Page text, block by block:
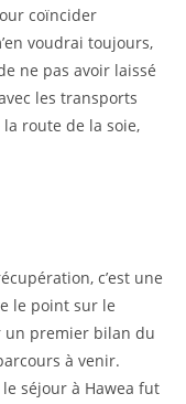
coïncider
voudrai toujours,
ne pas avoir laissé
les transports
route de la soie,
c’est une
le point sur le
un premier bilan du
à venir.
séjour à Hawea fut